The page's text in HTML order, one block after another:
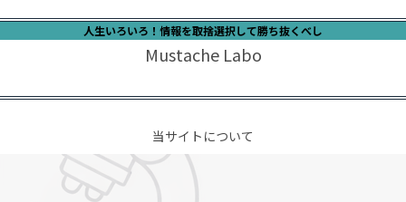
人生いろいろ！情報を取捨選択して勝ち抜くべし
Mustache Labo
当サイトについて